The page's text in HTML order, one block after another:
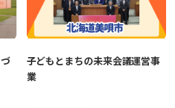
子どもとまちの未来会議運営事
業